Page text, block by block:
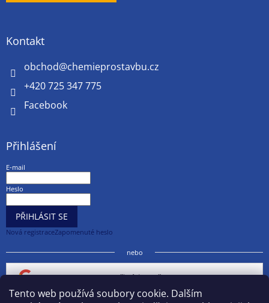
Tento web používá soubory cookie. Dalším
Kontakt
obchod@chemieprostavbu.cz
+420 725 347 775
Facebook
Přihlášení
E-mail
Heslo
PŘIHLÁSIT SE
Nová registraceZapomenuté heslo
nebo
Přihlásit se přes Google